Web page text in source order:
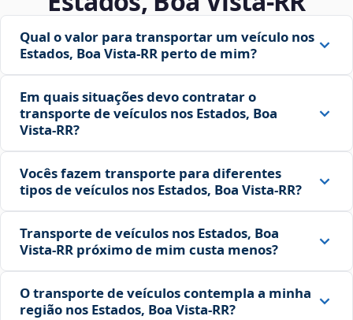
Qual o valor para transportar um veículo nos
Estados, Boa Vista‑RR perto de mim?
Em quais situações devo contratar o
transporte de veículos nos Estados, Boa
Vista‑RR?
Vocês fazem transporte para diferentes
tipos de veículos nos Estados, Boa Vista‑RR?
Transporte de veículos nos Estados, Boa
Vista‑RR próximo de mim custa menos?
O transporte de veículos contempla a minha
região nos Estados, Boa Vista‑RR?